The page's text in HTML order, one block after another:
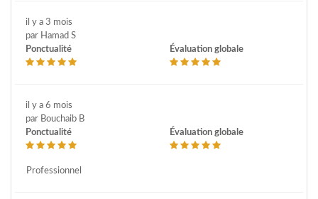
il y a 3 mois
par Hamad S
Ponctualité
Évaluation globale
il y a 6 mois
par Bouchaib B
Ponctualité
Évaluation globale
Professionnel